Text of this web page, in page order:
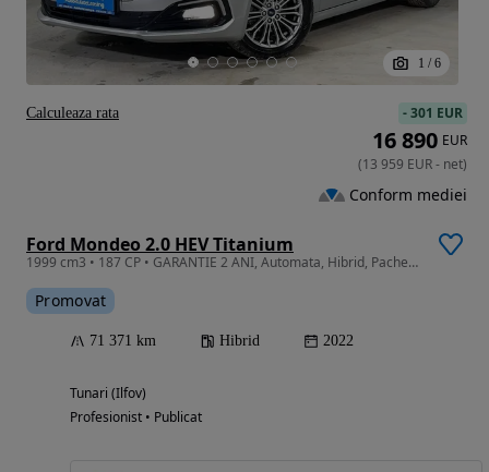
1 / 6
Ford Mondeo 2.0 HEV Titanium
1999 cm3 • 187 CP • GARANTIE 2 ANI, Automata, Hibrid, Pachet iarna, Camera, Pilot adaptiv
Promovat
71 371 km Hibrid 2022
Tunari (Ilfov)
Profesionist • Publicat
-301 EUR
16 890 EUR
(13 959 EUR- net)
Conform mediei
Calculeaza rata